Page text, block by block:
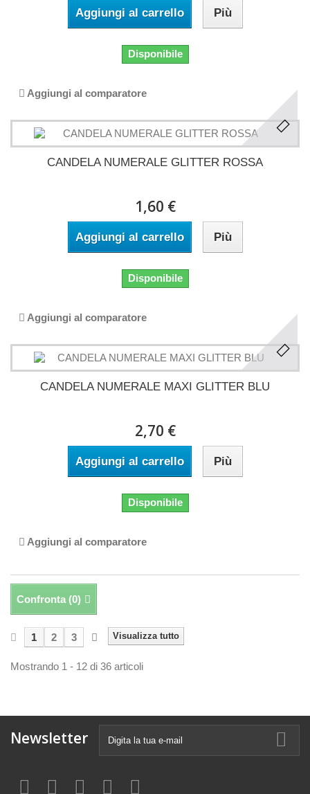
Aggiungi al carrello Più
Disponibile
Aggiungi al comparatore
CANDELA NUMERALE GLITTER ROSSA
1,60 €
Aggiungi al carrello Più
Disponibile
Aggiungi al comparatore
CANDELA NUMERALE MAXI GLITTER BLU
2,70 €
Aggiungi al carrello Più
Disponibile
Aggiungi al comparatore
Confronta (0)
Visualizza tutto
1 2 3
Mostrando 1 - 12 di 36 articoli
Newsletter